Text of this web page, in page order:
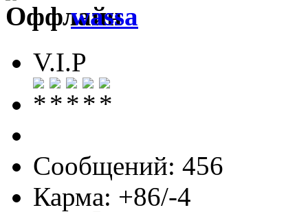
wassa
V.I.P
Сообщений: 456
Карма: +86/-4